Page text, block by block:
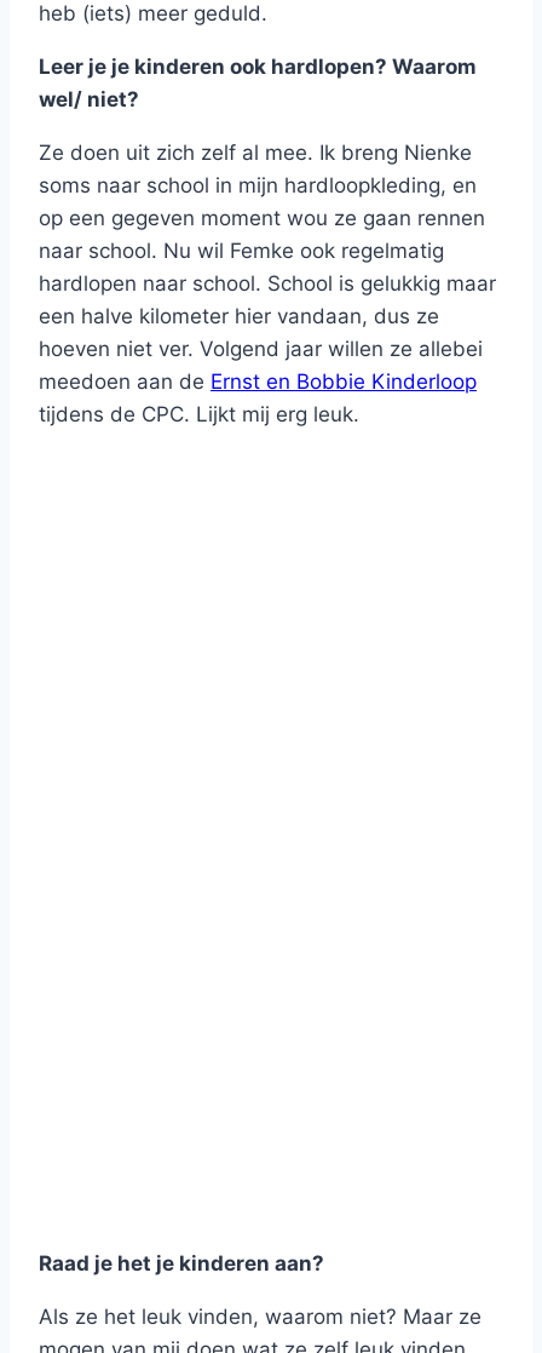
heb (iets) meer geduld.
Leer je je kinderen ook hardlopen? Waarom
wel/ niet?
Ze doen uit zich zelf al mee. Ik breng Nienke
soms naar school in mijn hardloopkleding, en
op een gegeven moment wou ze gaan rennen
naar school. Nu wil Femke ook regelmatig
hardlopen naar school. School is gelukkig maar
een halve kilometer hier vandaan, dus ze
hoeven niet ver. Volgend jaar willen ze allebei
meedoen aan de Ernst en Bobbie Kinderloop
tijdens de CPC. Lijkt mij erg leuk.
Raad je het je kinderen aan?
Als ze het leuk vinden, waarom niet? Maar ze